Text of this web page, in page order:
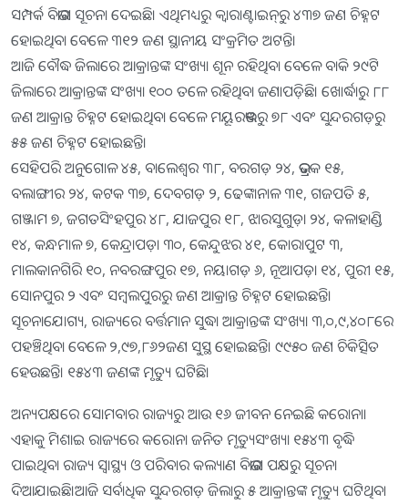
ସମ୍ପର୍କ ବିଭାଗ ସୂଚନା ଦେଇଛି। ଏଥିମଧ୍ୟରୁ କ୍ୱାରାଣ୍ଟାଇନ୍‌ରୁ ୪୩୭ ଜଣ ଚିହ୍ନଟ
ହୋଇଥିବା ବେଳେ ୩୧୨ ଜଣ ସ୍ଥାନୀୟ ସଂକ୍ରମିତ ଅଟନ୍ତି।
ଆଜି ବୌଦ୍ଧ ଜିଲାରେ ଆକ୍ରାନ୍ତଙ୍କ ସଂଖ୍ୟା ଶୂନ ରହିଥିବା ବେଳେ ବାକି ୨୯ଟି
ଜିଲାରେ ଆକ୍ରାନ୍ତଙ୍କ ସଂଖ୍ୟା ୧୦୦ ତଳେ ରହିଥିବା ଜଣାପଡ଼ିଛି। ଖୋର୍ଦ୍ଧାରୁ ୮୮
ଜଣ ଆକ୍ରାନ୍ତ ଚିହ୍ନଟ ହୋଇଥିବା ବେଳେ ମୟୂରଭଞ୍ଜରୁ ୭୮ ଏବଂ ସୁନ୍ଦରଗଡ଼ରୁ
୫୫ ଜଣ ଚିହ୍ନଟ ହୋଇଛନ୍ତି।
ସେହିପରି ଅନୁଗୋଳ ୪୫, ବାଲେଶ୍ୱର ୩୮, ବରଗଡ଼ ୨୪, ଭଦ୍ରକ ୧୫,
ବଲାଙ୍ଗୀର ୨୪, କଟକ ୩୭, ଦେବଗଡ଼ ୨, ଢେଙ୍କାନାଳ ୩୧, ଗଜପତି ୫,
ଗଞ୍ଜାମ ୭, ଜଗତସିଂହପୁର ୪୮, ଯାଜପୁର ୧୮, ଝାରସୁଗୁଡ଼ା ୨୪, କଳାହାଣ୍ଡି
୧୪, କନ୍ଧମାଳ ୭, କେନ୍ଦ୍ରାପଡ଼ା ୩୦, କେନ୍ଦୁଝର ୪୧, କୋରାପୁଟ ୩,
ମାଲକାନଗିରି ୧୦, ନବରଙ୍ଗପୁର ୧୭, ନୟାଗଡ଼ ୬, ନୂଆପଡ଼ା ୧୪, ପୁରୀ ୧୫,
ସୋନପୁର ୨ ଏବଂ ସମ୍ବଲପୁରରୁ ଜଣ ଆକ୍ରାନ୍ତ ଚିହ୍ନଟ ହୋଇଛନ୍ତି।
ସୂଚନାଯୋଗ୍ୟ, ରାଜ୍ୟରେ ବର୍ତ୍ତମାନ ସୁଦ୍ଧା ଆକ୍ରାନ୍ତଙ୍କ ସଂଖ୍ୟା ୩,୦,୯,୪୦୮ରେ
ପହଞ୍ଚିଥିବା ବେଳେ ୨,୯୭,୮୬୨ଜଣ ସୁସ୍ଥ ହୋଇଛନ୍ତି। ୯୯୫୦ ଜଣ ଚିକିତ୍ସିତ
ହେଉଛନ୍ତି। ୧୫୪୩ ଜଣଙ୍କ ମୃତ୍ୟୁ ଘଟିଛି।
ଅନ୍ୟପକ୍ଷରେ ସୋମବାର ରାଜ୍ୟରୁ ଆଉ ୧୬ ଜୀବନ ନେଇଛି କରୋନା।
ଏହାକୁ ମିଶାଇ ରାଜ୍ୟରେ କରୋନା ଜନିତ ମୃତ୍ୟୁସଂଖ୍ୟା ୧୫୪୩ ବୃଦ୍ଧି
ପାଇଥିବା ରାଜ୍ୟ ସ୍ବାସ୍ଥ୍ୟ ଓ ପରିବାର କଲ୍ୟାଣ ବିଭାଗ ପକ୍ଷରୁ ସୂଚନା
ଦିଆଯାଇଛି।ଆଜି ସର୍ବାଧିକ ସୁନ୍ଦରଗଡ଼ ଜିଲାରୁ ୫ ଆକ୍ରାନ୍ତଙ୍କ ମୃତ୍ୟୁ ଘଟିଥିବା